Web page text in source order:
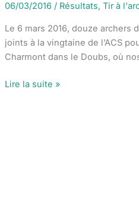
06/03/2016 / Résultats, Tir à
Le 6 mars 2016, douze archers
joints à la vingtaine de l’ACS
Charmont dans le Doubs, où
Tir
Lire la suite »